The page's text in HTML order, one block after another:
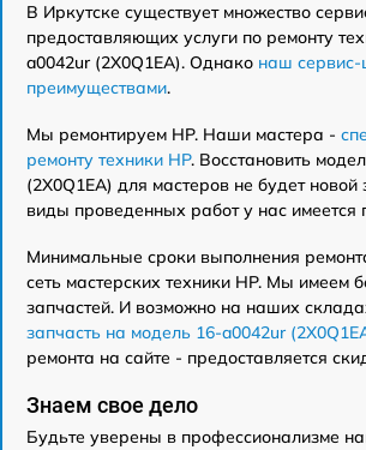
В Иркутске существует множество
предоставляющих услуги по ремонту
a0042ur (2X0Q1EA). Однако наш сервис-
преимуществами.
Мы ремонтируем HP. Наши мастера -
ремонту техники HP. Восстановить
(2X0Q1EA) для мастеров не будет
виды проведенных работ у нас имеется
Минимальные сроки выполнения
сеть мастерских техники HP. Мы имеем
запчастей. И возможно на наших
запчасть на модель 16-a0042ur
ремонта на сайте - предоставляется
Знаем свое дело
Будьте уверены в профессионализме